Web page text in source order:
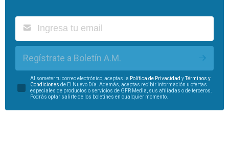
Regístrate a Boletín A.M.
Al someter tu correo electrónico, aceptas la Política de Privacidad yTérminos y
Condiciones de El Nuevo Día. Además, aceptas recibir información u ofertas
especiales de productos o servicios de GFR Media, sus afiliadas o de terceros.
Podrás optar salirte de los boletines en cualquier momento.